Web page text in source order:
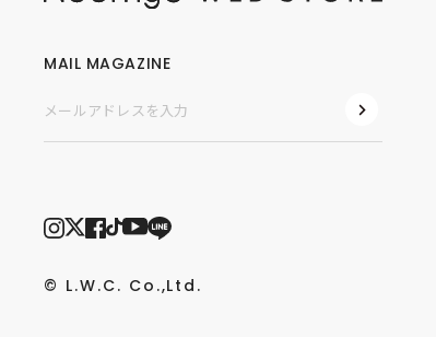
MAIL MAGAZINE
© L.W.C. Co.,Ltd.